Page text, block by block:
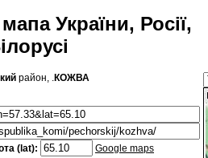
України, Росії,
район, .КОЖВА
(lat): Google maps